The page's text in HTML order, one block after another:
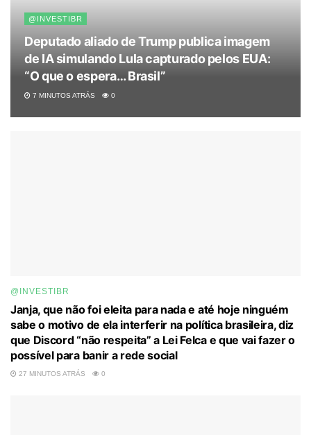
@INVESTIBR
Deputado aliado de Trump publica imagem
de IA simulando Lula capturado pelos EUA:
“O que o espera… Brasil”
7 MINUTOS ATRÁS 0
@INVESTIBR
Janja, que não foi eleita para nada e até hoje ninguém
sabe o motivo de ela interferir na política brasileira, diz
que Discord “não respeita” a Lei Felca e que vai fazer o
possível para banir a rede social
27 MINUTOS ATRÁS 0